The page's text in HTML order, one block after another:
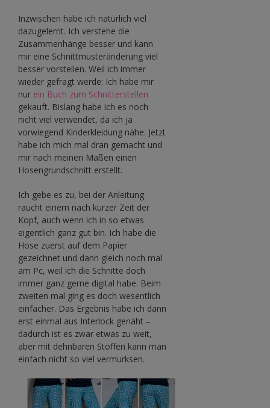
Inzwischen habe ich natürlich viel
dazugelernt. Ich verstehe die
Zusammenhänge besser und kann
mir eine Schnittmusteränderung viel
besser vorstellen. Weil ich immer
wieder gefragt werde: Ich habe mir
nur ein Buch zum Schnitterstellen
gekauft. Bislang habe ich es noch
nicht viel verwendet, da ich ja
vorwiegend Kinderkleidung nähe. Jetzt
habe ich mich mal dran gemacht und
mir nach meinen Maßen einen
Hosengrundschnitt erstellt.
Ich gebe es zu, bei der Anleitung
raucht einem nach kurzer Zeit der
Kopf, auch wenn ich in so etwas
eigentlich ganz gut bin. Ich habe die
Hose zuerst auf dem Papier
gezeichnet und dann gleich noch mal
am Pc, weil ich die Schnitte doch
immer ganz gerne digital habe. Beim
zweiten mal ging es doch wesentlich
einfacher. Das Ergebnis habe ich dann
erst einmal aus Interlock genäht –
dadurch ist es zwar etwas zu weit,
aber mit dehnbaren Stoffen kann man
einfach nicht so viel vermurksen.